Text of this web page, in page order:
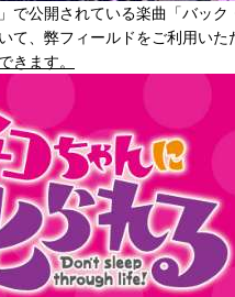
」で公開されている楽曲「バック
て、弊フィールドをご利用いた
きます。